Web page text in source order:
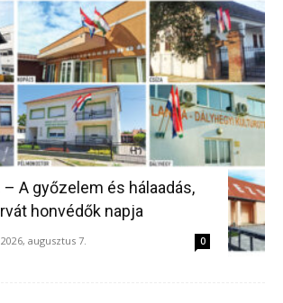
A győzelem és hálaadás,
honvédők napja
2026, augusztus 7. 0